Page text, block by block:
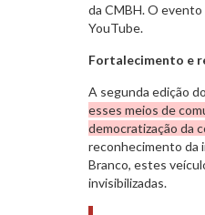
da CMBH. O
YouTube.
Fortalecimento e
A segunda edição
esses meios de
democratização da
reconhecimento da
Branco, estes
invisibilizadas.